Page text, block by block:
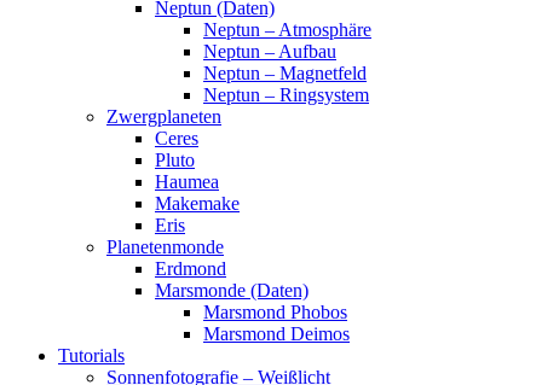
Neptun (Daten)
Neptun – Atmosphäre
Neptun – Aufbau
Neptun – Magnetfeld
Neptun – Ringsystem
Zwergplaneten
Ceres
Pluto
Haumea
Makemake
Eris
Planetenmonde
Erdmond
Marsmonde (Daten)
Marsmond Phobos
Marsmond Deimos
Tutorials
Sonnenfotografie – Weißlicht